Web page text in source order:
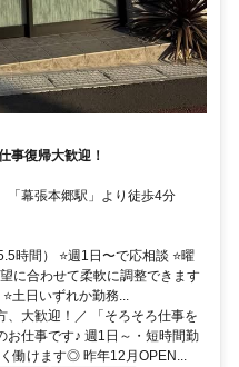
事復帰大歓迎！
「幕張本郷駅」より徒歩4分
時間） ⭐週1日〜で応相談 ⭐曜
に合わせて柔軟に調整できます
土日いずれか勤務...
、大歓迎！／ 「そろそろ仕事を
お仕事です♪ 週1日～・短時間勤
働けます◎ 昨年12月OPEN...